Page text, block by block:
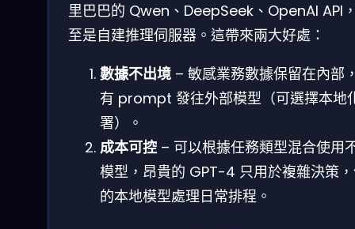
里巴巴的 Qwen、DeepSeek、OpenAI API
至是自建推理伺服器。這帶來兩大好處：
數據不出境 – 敏感業務數據保留在內部
有 prompt 發往外部模型（可選擇本地
署）。
成本可控 – 可以根據任務類型混合使用
模型，昂貴的 GPT-4 只用於複雜決策
的本地模型處理日常排程。